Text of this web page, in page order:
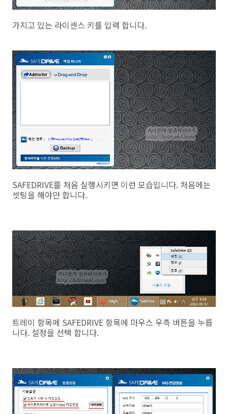
가지고 있는 라이센스 키를 입력 합니다.
SAFEDRIVE를 처음 실행시키면 이런 모습입니다. 처음에는
셋팅을 해야만 합니다.
트레이 항목에 SAFEDRIVE 항목에 마우스 우측 버튼을 누릅
니다. 설정을 선택 합니다.